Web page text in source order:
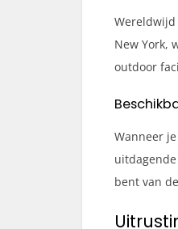
New York,
outdoor
Wanneer
bent van